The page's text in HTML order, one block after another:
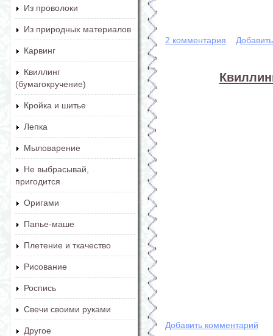
Из проволоки
Из природных материалов
Карвинг
Квиллинг
(бумагокручение)
Кройка и шитье
Лепка
Мыловарение
Не выбрасывай,
пригодится
Оригами
Папье-маше
Плетение и ткачество
Рисование
Роспись
Свечи своими руками
Другое
2 комментария
Добавить комментарий